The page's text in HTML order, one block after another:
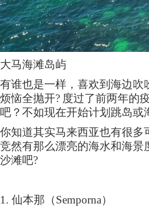
大马海滩岛屿
有谁也是一样，喜欢到海边
烦恼全抛开? 度过了前两年的
吧？不如现在开始计划跳岛或
你知道其实马来西亚也有很
竞然有那么漂亮的海水和海
沙滩吧?
1. 仙本那（Semporna）